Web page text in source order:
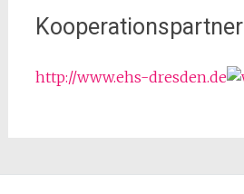
Kooperationspartner
http://www.ehs-dresden.de